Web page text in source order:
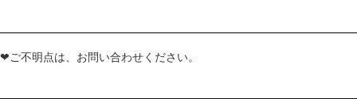
❤ご不明点は、お問い合わせください。